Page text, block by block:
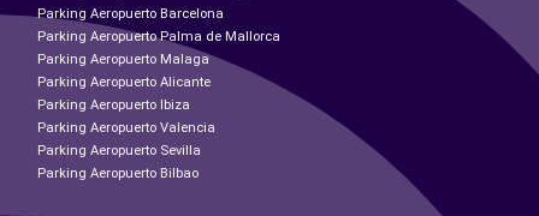
Parking Aeropuerto Barcelona
Parking Aeropuerto Palma de Mallorca
Parking Aeropuerto Malaga
Parking Aeropuerto Alicante
Parking Aeropuerto Ibiza
Parking Aeropuerto Valencia
Parking Aeropuerto Sevilla
Parking Aeropuerto Bilbao